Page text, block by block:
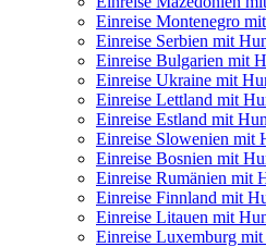
Einreise Montenegro
Einreise Serbien mit
Einreise Bulgarien mit
Einreise Ukraine mit
Einreise Lettland mit
Einreise Estland mit
Einreise Slowenien mit
Einreise Bosnien mit
Einreise Rumänien mit
Einreise Finnland mit
Einreise Litauen mit
Einreise Luxemburg